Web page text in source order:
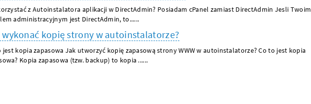
z Autoinstalatora aplikacji w DirectAdmin? Posiadam cPanel zamiast DirectAdmin Jesli Twoim
administracyjnym jest DirectAdmin, to......
wykonać kopię strony w autoinstalatorze?
jest kopia zapasowa Jak utworzyć kopię zapasową strony WWW w autoinstalatorze? Co to jest kopia
Kopia zapasowa (tzw. backup) to kopia ......